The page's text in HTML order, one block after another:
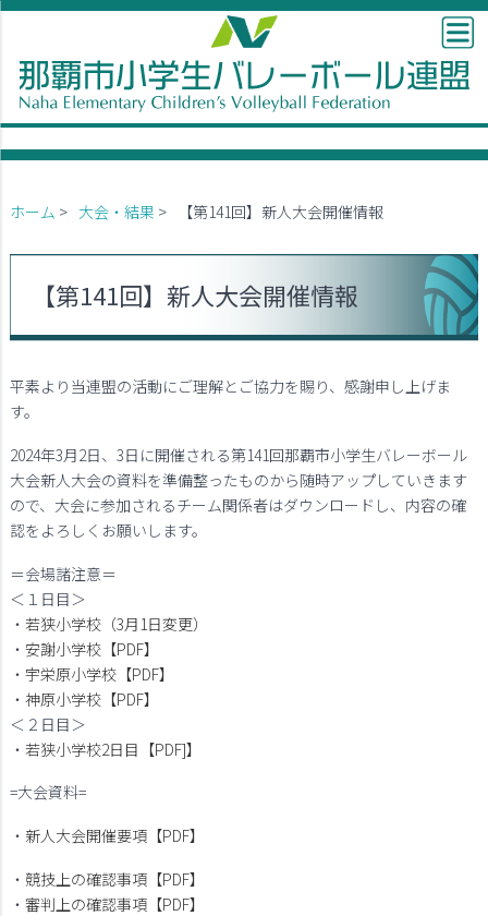
ホーム > 大会・結果 > 【第141回】新人大会開催情報
【第141回】新人大会開催情報
平素より当連盟の活動にご理解とご協力を賜り、感謝申し上げま
す。
2024年3月2日、3日に開催される第141回那覇市小学生バレーボール
大会新人大会の資料を準備整ったものから随時アップしていきます
ので、大会に参加されるチーム関係者はダウンロードし、内容の確
認をよろしくお願いします。
＝会場諸注意＝
＜１日目＞
・ 若狭小学校（3月1日変更）
・ 安謝小学校【PDF】
・ 宇栄原小学校【PDF】
・ 神原小学校【PDF】
＜２日目＞
・ 若狭小学校2日目【PDF]】
=大会資料=
・ 新人大会開催要項【PDF】
・ 競技上の確認事項【PDF】
・ 審判上の確認事項【PDF】